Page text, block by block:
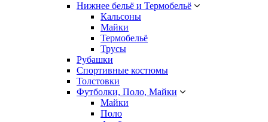
Нижнее бельё и Термобельё
Кальсоны
Майки
Термобельё
Трусы
Рубашки
Спортивные костюмы
Толстовки
Футболки, Поло, Майки
Майки
Поло